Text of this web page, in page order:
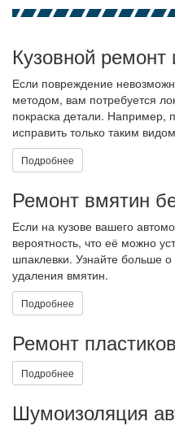
Кузовной ремонт
Если повреждение
методом, вам потребуется
покраска детали.
исправить только таким
Подробнее
Ремонт вмятин
Если на кузове вашего
вероятность, что её можно
шпаклевки. Узнайте больше
удаления вмятин.
Подробнее
Ремонт
Подробнее
Шумоизоляция